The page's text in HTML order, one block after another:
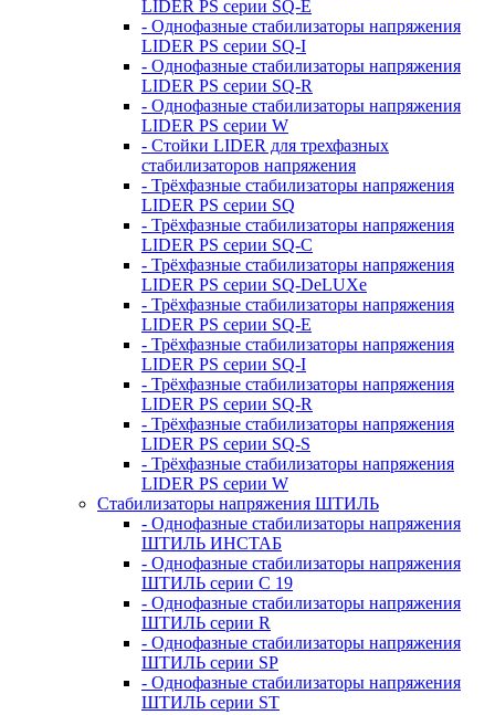
LIDER PS серии SQ-E
- Однофазные стабилизаторы напряжения
LIDER PS серии SQ-I
- Однофазные стабилизаторы напряжения
LIDER PS серии SQ-R
- Однофазные стабилизаторы напряжения
LIDER PS серии W
- Стойки LIDER для трехфазных
стабилизаторов напряжения
- Трёхфазные стабилизаторы напряжения
LIDER PS серии SQ
- Трёхфазные стабилизаторы напряжения
LIDER PS серии SQ-C
- Трёхфазные стабилизаторы напряжения
LIDER PS серии SQ-DeLUXe
- Трёхфазные стабилизаторы напряжения
LIDER PS серии SQ-E
- Трёхфазные стабилизаторы напряжения
LIDER PS серии SQ-I
- Трёхфазные стабилизаторы напряжения
LIDER PS серии SQ-R
- Трёхфазные стабилизаторы напряжения
LIDER PS серии SQ-S
- Трёхфазные стабилизаторы напряжения
LIDER PS серии W
Стабилизаторы напряжения ШТИЛЬ
- Однофазные стабилизаторы напряжения
ШТИЛЬ ИНСТАБ
- Однофазные стабилизаторы напряжения
ШТИЛЬ серии C 19
- Однофазные стабилизаторы напряжения
ШТИЛЬ серии R
- Однофазные стабилизаторы напряжения
ШТИЛЬ серии SP
- Однофазные стабилизаторы напряжения
ШТИЛЬ серии ST